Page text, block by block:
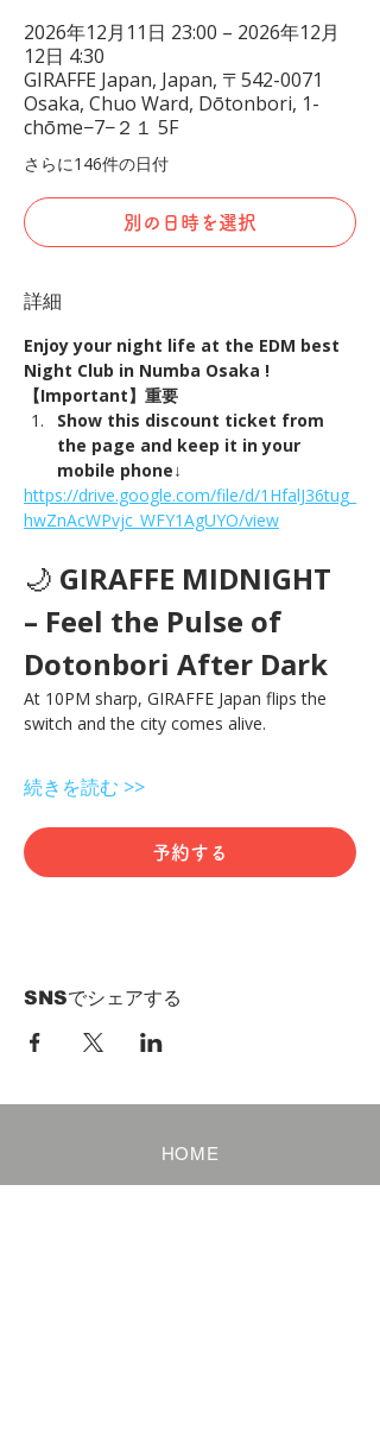
2026年12月11日 23:00 – 2026年12月
12日 4:30
GIRAFFE Japan, Japan, 〒542-0071
Osaka, Chuo Ward, Dōtonbori, 1-
chōme−7−２１ 5F
さらに146件の日付
別の日時を選択
詳細
Enjoy your night life at the EDM best
Night Club in Numba Osaka !
【Important】重要
Show this discount ticket from
the page and keep it in your
mobile phone↓
https://drive.google.com/file/d/1HfalJ36tug_
hwZnAcWPvjc_WFY1AgUYO/view
🌙 GIRAFFE MIDNIGHT
– Feel the Pulse of
Dotonbori After Dark
At 10PM sharp, GIRAFFE Japan flips the
switch and the city comes alive.
続きを読む >>
予約する
SNSでシェアする
HOME